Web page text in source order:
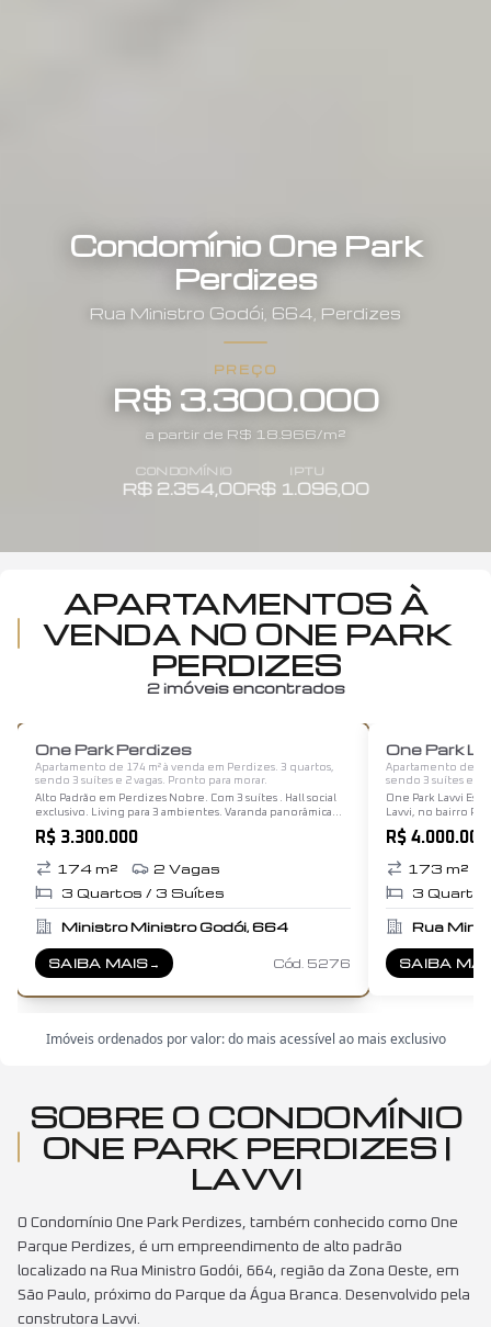
Condomínio One Park
Perdizes
Rua Ministro Godói 664 Perdizes
PREÇO
R$ 3.300.000
a partir de R$ 18.966/m²
CONDOMÍNIO
R$ 2.354,00
IPTU
R$ 1.096,00
APARTAMENTOS À
VENDA NO ONE PARK
PERDIZES
2 imóveis encontrados
One Park Perdizes
Apartamento de 174 m² à venda em Perdizes. 3 quartos,
sendo 3 suítes e 2 vagas. Pronto para morar.
Alto Padrão em Perdizes Nobre. Com 3 suítes . Hall social
exclusivo. Living para 3 ambientes. Varanda panorâmica
com infraestrutura para espaço bistrô e churrasqueira.
Cozinha Lavanderia. Área…
R$ 3.300.000
174m² 2 Vagas
3 Quartos / 3 Suítes
Ministro Ministro Godói, 664
SAIBA MAIS
SOBREONE PARK PERDIZES
→ Cód. 5276
One Park
Apartamento de
sendo 3 suítes e 2
One Park Lavvi
Lavvi, no bairro
modernidade em
altura de pé-
R$ 4.000.000
173 m²
3
Rua
SAIBA
SOBRE
Imóveis ordenados por valor: do mais acessível ao mais exclusivo
SOBRE O CONDOMÍNIO
ONE PARK PERDIZES |
LAVVI
O Condomínio One Park Perdizes, também conhecido como One
Parque Perdizes, é um empreendimento de alto padrão
localizado na Rua Ministro Godói, 664, região da Zona Oeste, em
São Paulo, próximo do Parque da Água Branca. Desenvolvido pela
construtora Lavvi.